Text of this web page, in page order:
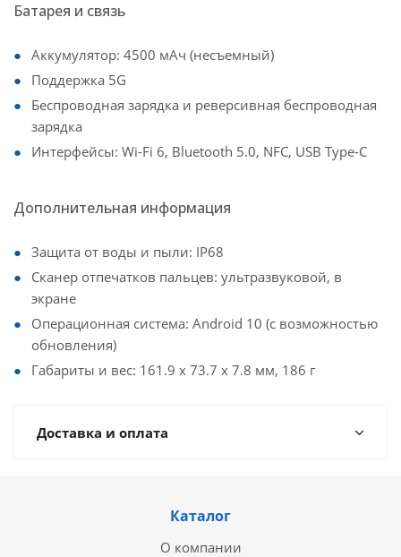
Батарея и связь
Аккумулятор: 4500 мАч (несъемный)
Поддержка 5G
Беспроводная зарядка и реверсивная беспроводная
зарядка
Интерфейсы: Wi-Fi 6, Bluetooth 5.0, NFC, USB Type-C
Дополнительная информация
Защита от воды и пыли: IP68
Сканер отпечатков пальцев: ультразвуковой, в
экране
Операционная система: Android 10 (с возможностью
обновления)
Габариты и вес: 161.9 x 73.7 x 7.8 мм, 186 г
Доставка и оплата
Каталог
О компании